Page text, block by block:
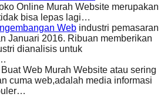
Online Murah Website merupakan
bisa lepas lagi…
Web industri pemasaran
Januari 2016. Ribuan memberikan
dianalisis untuk
Buat Web Murah Website atau sering
cuma web,adalah media informasi